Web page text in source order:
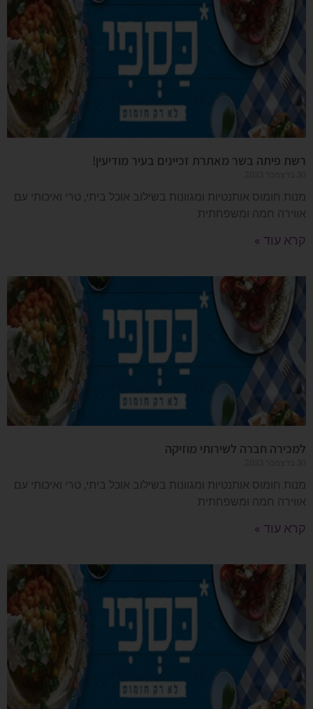
רשת פיתה בשר מאתרת זכיינים בעיר מודיעין!
מנות חומוס אותנטיות ומגוונות בשילוב אוכל ביתי, טרי ואיכותי עם
אווירה חמה ומשפחתית
קרא עוד »
למכירה חברה לשירותי מוזיקה
מנות חומוס אותנטיות ומגוונות בשילוב אוכל ביתי, טרי ואיכותי עם
אווירה חמה ומשפחתית
קרא עוד »